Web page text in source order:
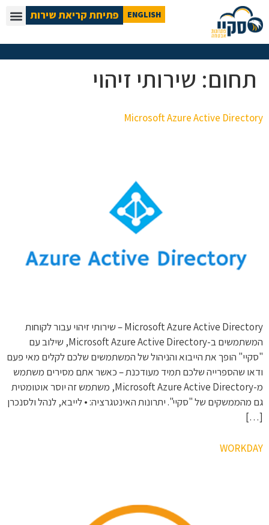
פתיחת קריאת שירות ENGLISH
תחום: שירותי זיהוי
Microsoft Azure Active Directory
Microsoft Azure Active Directory – שירותי זיהוי עבור לקוחות
המשתמשים ב-Microsoft Azure Active Directory, שילוב עם
"סקיי" הופך את הייבוא והניהול של המשתמשים שלכם לקלים מאי פעם
ודאו שהספרייה שלכם תמיד מעודכנת – כאשר אתם מסירים משתמש
מ-Microsoft Azure Active Directory, משתמש זה יוסר אוטומטית
גם מהממשקים של "סקיי". יתרונות האינטגרציה: • לייבא, לנהל ולסנכרן
[…]
WORKDAY